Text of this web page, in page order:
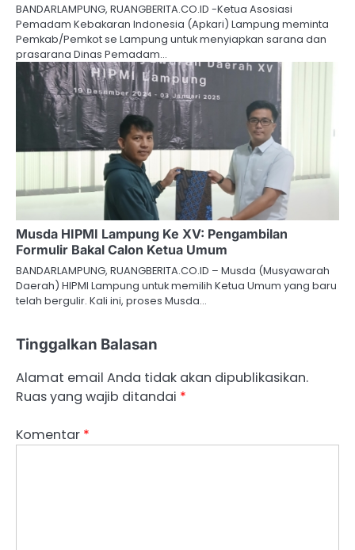
BANDARLAMPUNG, RUANGBERITA.CO.ID -Ketua Asosiasi
Pemadam Kebakaran Indonesia (Apkari) Lampung meminta
Pemkab/Pemkot se Lampung untuk menyiapkan sarana dan
prasarana Dinas Pemadam…
Musda HIPMI Lampung Ke XV: Pengambilan
Formulir Bakal Calon Ketua Umum
BANDARLAMPUNG, RUANGBERITA.CO.ID – Musda (Musyawarah
Daerah) HIPMI Lampung untuk memilih Ketua Umum yang baru
telah bergulir. Kali ini, proses Musda…
Tinggalkan Balasan
Alamat email Anda tidak akan dipublikasikan.
Ruas yang wajib ditandai *
Komentar *